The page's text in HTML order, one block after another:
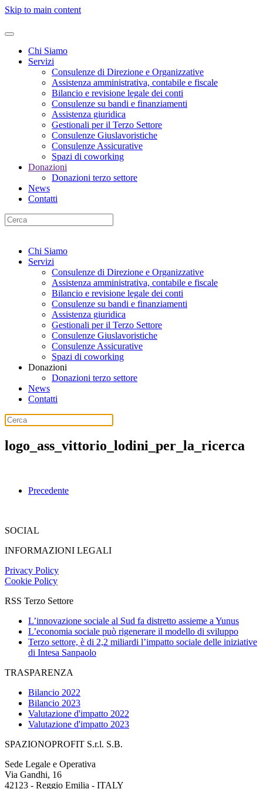
Skip to main content
Chi Siamo
Servizi
Consulenze di Direzione e Organizzative
Assistenza amministrativa, contabile e fiscale
Bilancio e revisione legale dei conti
Consulenze su bandi e finanziamenti
Assistenza giuridica
Gestionali per il Terzo Settore
Consulenze Giuslavoristiche
Consulenze Assicurative
Spazi di coworking
Donazioni
Donazioni terzo settore
News
Contatti
Chi Siamo
Servizi
Consulenze di Direzione e Organizzative
Assistenza amministrativa, contabile e fiscale
Bilancio e revisione legale dei conti
Consulenze su bandi e finanziamenti
Assistenza giuridica
Gestionali per il Terzo Settore
Consulenze Giuslavoristiche
Consulenze Assicurative
Spazi di coworking
Donazioni
Donazioni terzo settore
News
Contatti
logo_ass_vittorio_lodini_per_la_ricerca
Precedente
SOCIAL
INFORMAZIONI LEGALI
Privacy Policy
Cookie Policy
RSS Terzo Settore
L’innovazione sociale al Sud fa distretto assieme a Yunus
L’economia sociale può rigenerare il modello di sviluppo
Terzo settore, è di 2,2 miliardi l’impatto sociale delle iniziative
di Intesa Sanpaolo
TRASPARENZA
Bilancio 2022
Bilancio 2023
Valutazione d'impatto 2022
Valutazione d'impatto 2023
SPAZIONOPROFIT S.r.l. S.B.
Sede Legale e Operativa
Via Gandhi, 16
42123 - Reggio Emilia - ITALY